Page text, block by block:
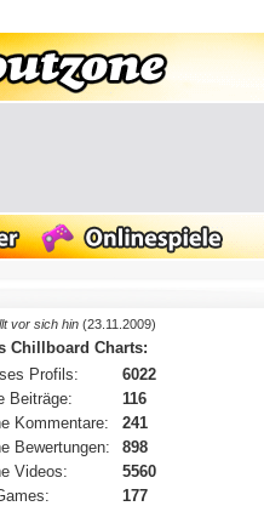
vor sich hin (23.11.2009)
Chillboard Charts:
Profils:
6022
Beiträge:
116
Kommentare:
241
Bewertungen:
898
Videos:
5560
177